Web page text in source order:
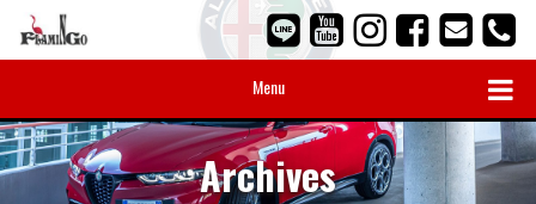
Menu
Archives